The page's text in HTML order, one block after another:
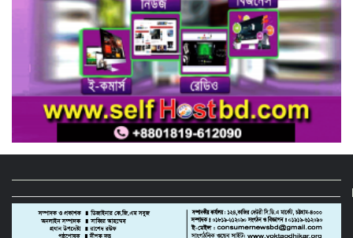
বিষয়: সিআরবি’র নরসিংদী জেলা শাখার
উদ্যোগে মাসিক বাজার পর্যবেক্ষণ কার্যক্রম
সম্পন্ন
ফিটনেসবিহীন গাড়িতে বিআরটিএ ড্রাইভিং
টেস্ট বন্ধ ও পরীক্ষার মাঠে সিসিটিভি স্থাপনের
দাবি সিআরবি’র